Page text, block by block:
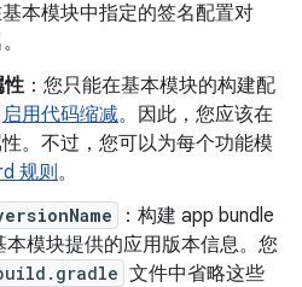
基本模块中指定的签名配置对
性：您只能在基本模块的构建配
启用代码缩减。因此，您应该在
。不过，您可以为每个功能模
规则。
：构建 app bundle
本模块提供的应用版本信息。您
文件中省略这些